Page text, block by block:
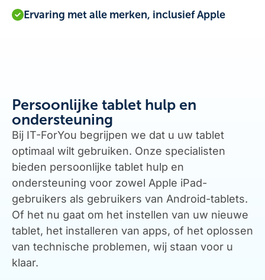
Ervaring met alle merken, inclusief Apple
Persoonlijke tablet hulp en
ondersteuning
Bij IT-ForYou begrijpen we dat u uw tablet
optimaal wilt gebruiken. Onze specialisten
bieden persoonlijke tablet hulp en
ondersteuning voor zowel Apple iPad-
gebruikers als gebruikers van Android-tablets.
Of het nu gaat om het instellen van uw nieuwe
tablet, het installeren van apps, of het oplossen
van technische problemen, wij staan voor u
klaar.